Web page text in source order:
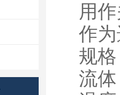
用
作
规格
流